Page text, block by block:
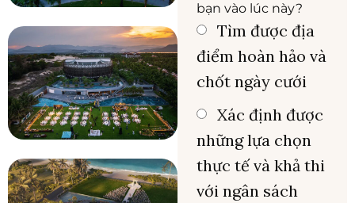
bạn vào lúc này?
Tìm được địa
điểm hoàn hảo và
chốt ngày cưới
Xác định được
những lựa chọn
thực tế và khả thi
với ngân sách